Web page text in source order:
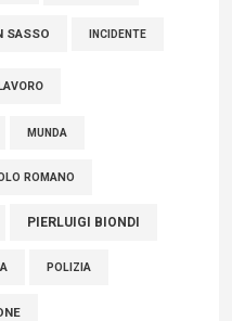
SASSO INCIDENTE
MUNDA
ROMANO
PIERLUIGI BIONDI
POLIZIA